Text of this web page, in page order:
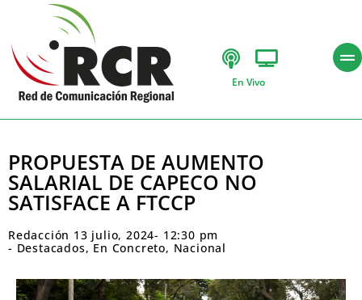
En Vivo
PROPUESTA DE AUMENTO
SALARIAL DE CAPECO NO
SATISFACE A FTCCP
Redacción 13 julio, 2024- 12:30 pm
- Destacados, En Concreto, Nacional